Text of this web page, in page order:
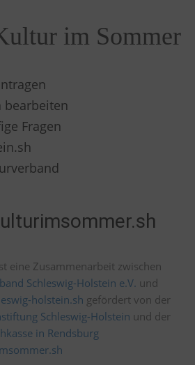
im Sommer
bearbeiten
Fragen
eine Zusammenarbeit zwischen
Schleswig-Holstein e.V. und
holstein.sh gefördert von der
Schleswig-Holstein und der
in Rendsburg